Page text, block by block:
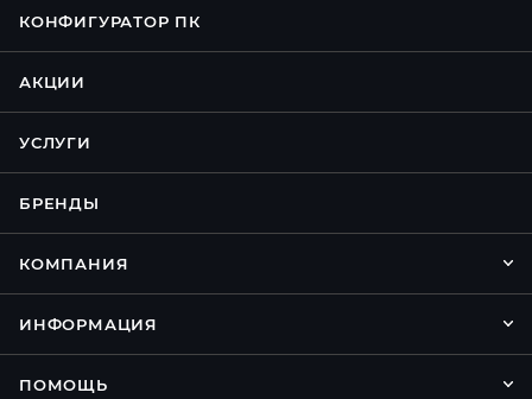
КОНФИГУРАТОР ПК
АКЦИИ
УСЛУГИ
БРЕНДЫ
КОМПАНИЯ
ИНФОРМАЦИЯ
ПОМОЩЬ